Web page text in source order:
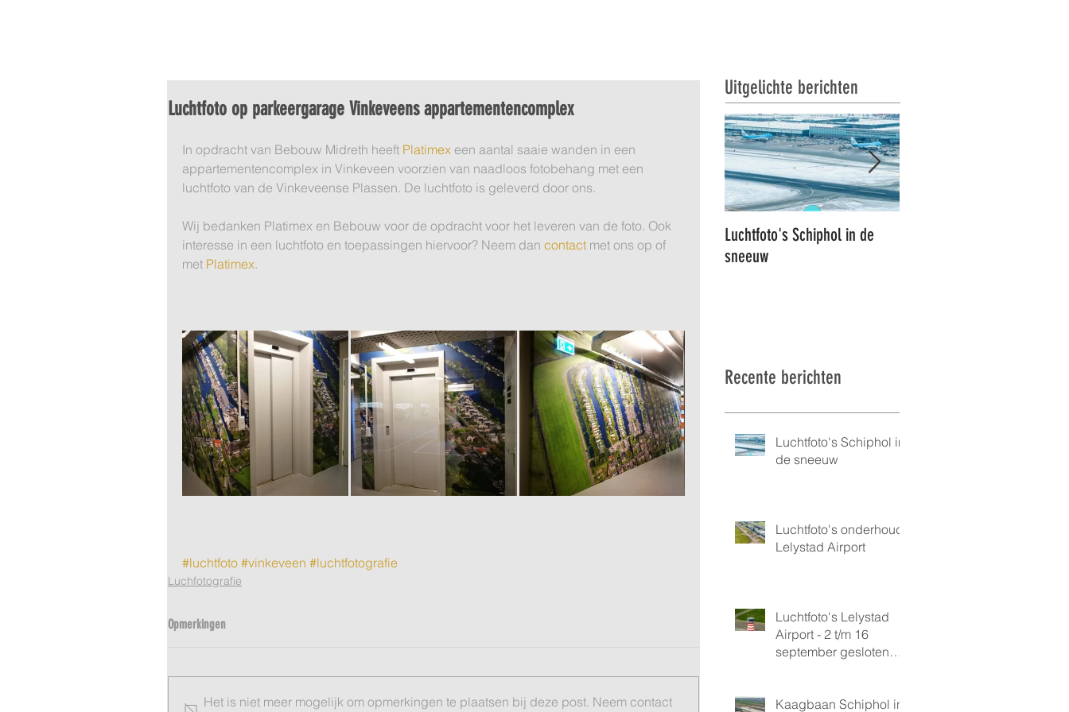
Luchtfoto op parkeergarage Vinkeveens appartementencomplex
In opdracht van Bebouw Midreth heeft Platimex een aantal saaie wanden in een
appartementencomplex in Vinkeveen voorzien van naadloos fotobehang met een
luchtfoto van de Vinkeveense Plassen. De luchtfoto is geleverd door ons.
Wij bedanken Platimex en Bebouw voor de opdracht voor het leveren van de foto. Ook
interesse in een luchtfoto en toepassingen hiervoor? Neem dan contact met ons op of
met Platimex.
#luchtfoto #vinkeveen #luchtfotografie
Luchfotografie
Opmerkingen
Het is niet meer mogelijk om opmerkingen te plaatsen bij deze post. Neem contact
Uitgelichte berichten
Luchtfoto's Schiphol in de
sneeuw
Recente berichten
Luchtfoto's Schiphol in
de sneeuw
Luchtfoto's onderhoud
Lelystad Airport
Luchtfoto's Lelystad
Airport - 2 t/m 16
september gesloten
Kaagbaan Schiphol in